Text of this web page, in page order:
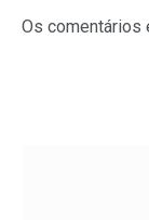
Os comentários